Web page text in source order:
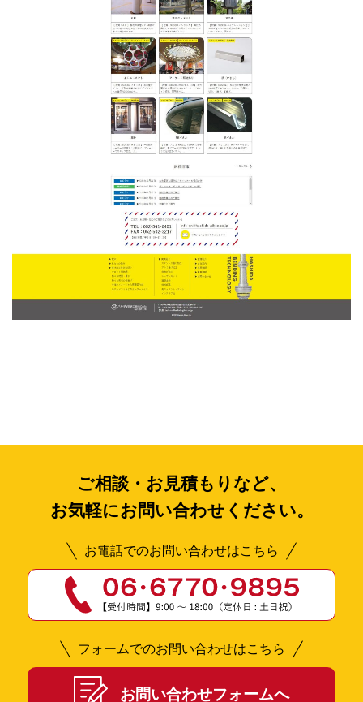
ご相談・お見積もりなど、
お気軽にお問い合わせください。
お電話でのお問い合わせはこちら
フォームでのお問い合わせはこちら
お問い合わせフォームへ